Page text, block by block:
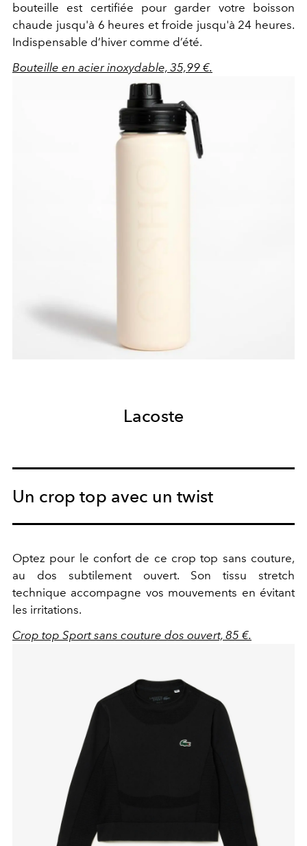
bouteille est certifiée pour garder votre boisson
chaude jusqu'à 6 heures et froide jusqu'à 24 heures.
Indispensable d’hiver comme d’été.
Bouteille en acier inoxydable, 35,99 €.
Lacoste
Un crop top avec un twist
Optez pour le confort de ce crop top sans couture,
au dos subtilement ouvert. Son tissu stretch
technique accompagne vos mouvements en évitant
les irritations.
Crop top Sport sans couture dos ouvert, 85 €.